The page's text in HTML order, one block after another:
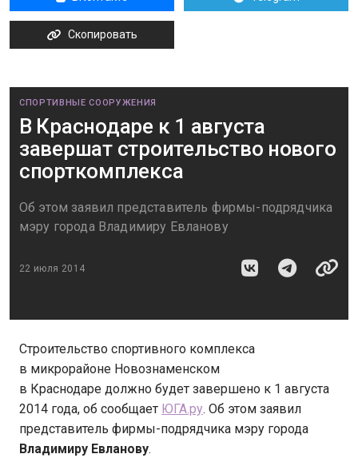
Скопировать
СПОРТИВНЫЕ СООРУЖЕНИЯ
В Краснодаре к 1 августа
завершат строительство нового
спорткомплекса
Об этом заявил представитель фирмы-подрядчика
мэру города Владимиру Евланову
22 июля 2014
Строительство спортивного комплекса
в микрорайоне Новознаменском
в Краснодаре должно будет завершено к 1 августа
2014 года, об сообщает ЮГА.ру. Об этом заявил
представитель фирмы-подрядчика мэру города
Владимиру Евланову.